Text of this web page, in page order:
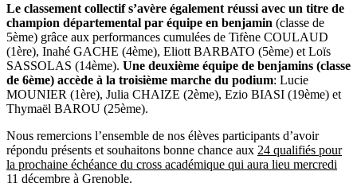
Le classement collectif s’avère également réussi avec un titre de
champion départemental par équipe en benjamin (classe de
5ème) grâce aux performances cumulées de Tifène COULAUD
(1ère), Inahé GACHE (4ème), Eliott BARBATO (5ème) et Loïs
SASSOLAS (14ème). Une deuxième équipe de benjamins (classe
de 6ème) accède à la troisième marche du podium: Lucie
MOUNIER (1ère), Julia CHAIZE (2ème), Ezio BIASI (19ème) et
Thymaël BAROU (25ème).
Nous remercions l’ensemble de nos élèves participants d’avoir
répondu présents et souhaitons bonne chance aux 24 qualifiés pour
la prochaine échéance du cross académique qui aura lieu mercredi
11 décembre à Grenoble.